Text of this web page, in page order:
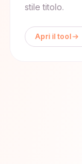
stile titolo.
Apri il tool